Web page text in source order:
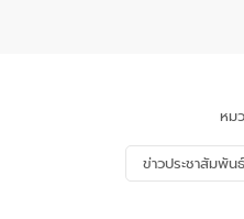
ด้
ล
มุ่
หม
ข่าวประชาสัมพันธ์